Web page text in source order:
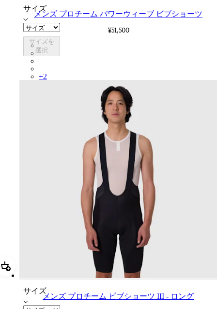
サイズ
サイズを
選択
メンズ プロチーム パワーウィーブ ビブショーツ
¥51,500
PIN03RGBLK
PIN03RGDDV
+2
追加 メンズ プロチーム ビブショーツ III - ロング
サイズ
メンズ プロチーム ビブショーツ III - ロング